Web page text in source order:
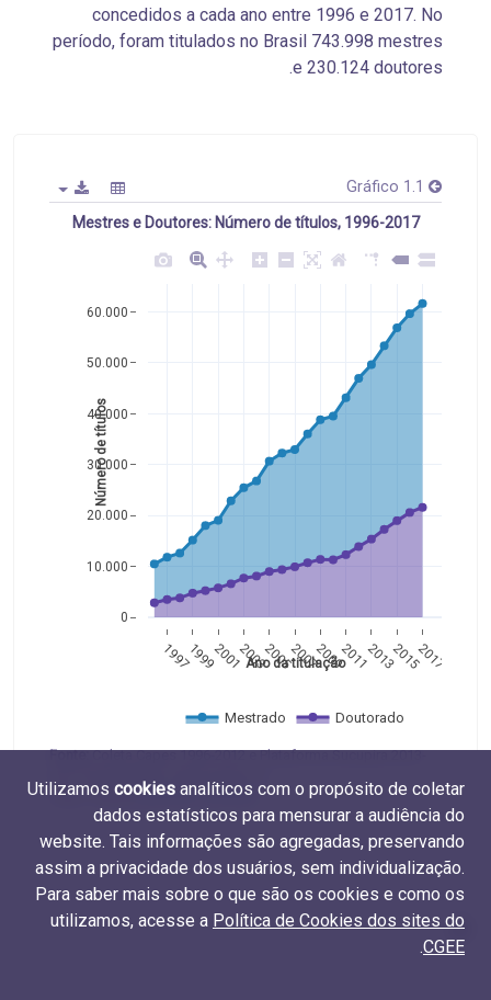
concedidos a cada ano entre 1996 e 2017. No
período, foram titulados no Brasil 743.998 mestres
e 230.124 doutores.
Gráfico 1.1
Mestres e Doutores: Número de títulos, 1996-2017
19971999200120032005200720092011201320152017
0
10.000
20.000
30.000
40.000
50.000
60.000
Mestrado Doutorado
Ano da titulação
Número de títulos
Fonte:Coleta Capes 1996-2012 e Plataforma Sucupira 2013-
CGEE. TabelasM.TIT.01eD.TIT.01
Utilizamos cookies analíticos com o propósito de coletar
dados estatísticos para mensurar a audiência do
website. Tais informações são agregadas, preservando
assim a privacidade dos usuários, sem individualização.
Para saber mais sobre o que são os cookies e como os
utilizamos, acesse a Política de Cookies dos sites do
CGEE
.